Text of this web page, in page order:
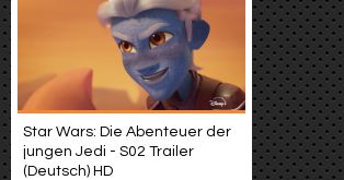
Star Wars: Die Abenteuer der
jungen Jedi - S02 Trailer
(Deutsch) HD